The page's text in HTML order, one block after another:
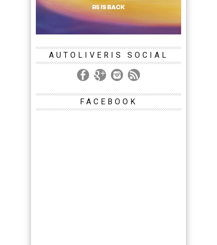
AUTOLIVERIS SOCIAL
FACEBOOK